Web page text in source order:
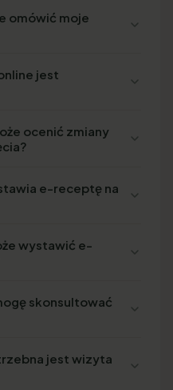
omówić moje
jest
ocenić zmiany
e-receptę na
wystawić e-
skonsultować
jest wizyta